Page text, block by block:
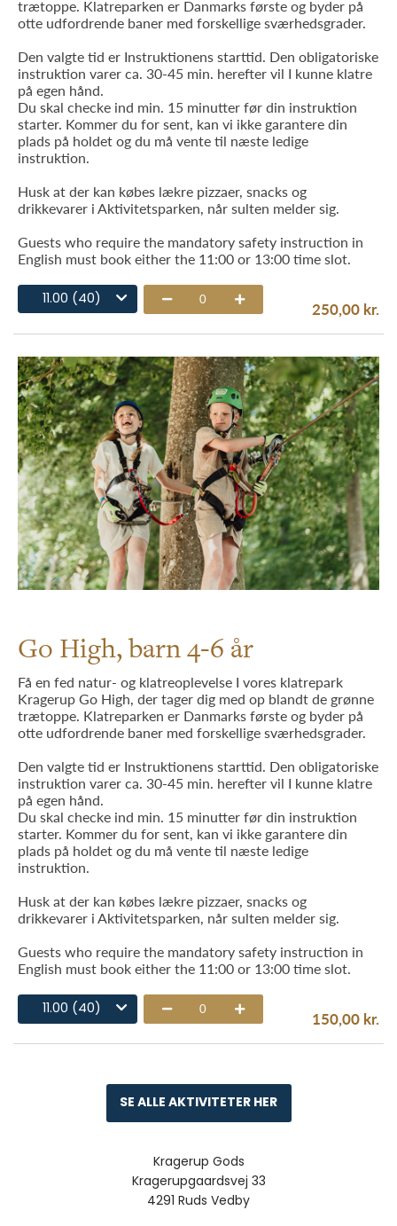
trætoppe. Klatreparken er Danmarks første og byder på
otte udfordrende baner med forskellige sværhedsgrader.
Den valgte tid er Instruktionens starttid. Den obligatoriske
instruktion varer ca. 30-45 min. herefter vil I kunne klatre
på egen hånd.
Du skal checke ind min. 15 minutter før din instruktion
starter. Kommer du for sent, kan vi ikke garantere din
plads på holdet og du må vente til næste ledige
instruktion.
Husk at der kan købes lækre pizzaer, snacks og
drikkevarer i Aktivitetsparken, når sulten melder sig.
Guests who require the mandatory safety instruction in
English must book either the 11:00 or 13:00 time slot.
11.00 (40)
0
250,00 kr.
Go High, barn 4-6 år
Få en fed natur- og klatreoplevelse I vores klatrepark
Kragerup Go High, der tager dig med op blandt de grønne
trætoppe. Klatreparken er Danmarks første og byder på
otte udfordrende baner med forskellige sværhedsgrader.
Den valgte tid er Instruktionens starttid. Den obligatoriske
instruktion varer ca. 30-45 min. herefter vil I kunne klatre
på egen hånd.
Du skal checke ind min. 15 minutter før din instruktion
starter. Kommer du for sent, kan vi ikke garantere din
plads på holdet og du må vente til næste ledige
instruktion.
Husk at der kan købes lækre pizzaer, snacks og
drikkevarer i Aktivitetsparken, når sulten melder sig.
Guests who require the mandatory safety instruction in
English must book either the 11:00 or 13:00 time slot.
11.00 (40)
0
150,00 kr.
SE ALLE AKTIVITETER HER
Kragerup Gods
Kragerupgaardsvej 33
4291 Ruds Vedby